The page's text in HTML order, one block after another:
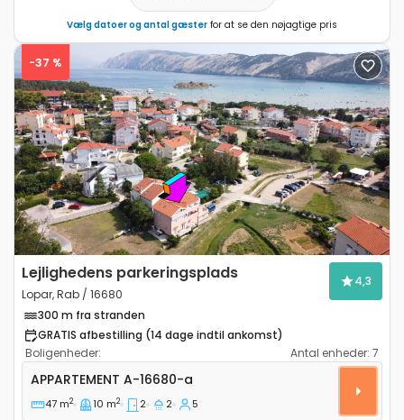
Vælg datoer og antal gæster for at se den nøjagtige pris
Previous Next
-37 %
Lejlighedens parkeringsplads
Lopar, Rab / 16680
4,3
300 m fra stranden
GRATIS afbestilling (14 dage indtil ankomst)
Boligenheder:
Antal enheder: 7
Toværelses lejlighed Lopar, Rab A-16680-a
APPARTEMENT A-16680-a
47 m2 10 m2 2 2 5